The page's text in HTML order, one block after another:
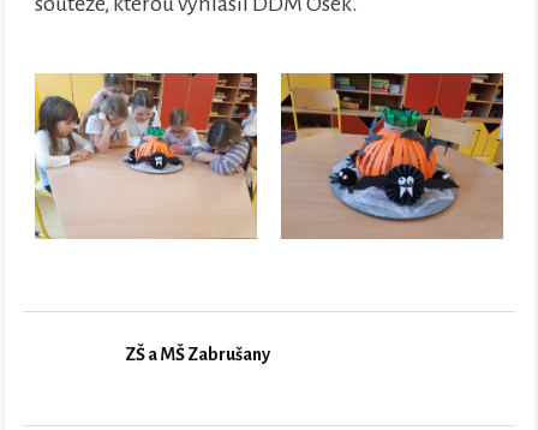
ZŠ a MŠ Zabrušany